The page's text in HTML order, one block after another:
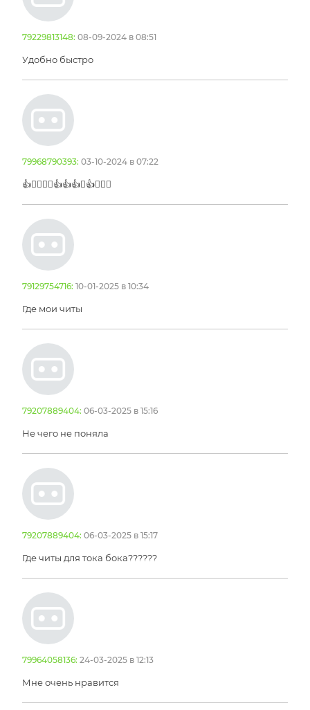
79229813148: 08-09-2024 в 08:51
Удобно быстро
79968790393: 03-10-2024 в 07:22
👍👌🏻👌🏻👍👍👍🤝👍🤝👌🏻
79129754716: 10-01-2025 в 10:34
Где мои читы
79207889404: 06-03-2025 в 15:16
Не чего не поняла
79207889404: 06-03-2025 в 15:17
Где читы для тока бока??????
79964058136: 24-03-2025 в 12:13
Мне очень нравится